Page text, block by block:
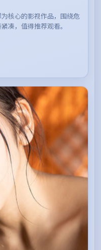
核心的影视作品，围绕危
凑，值得推荐观看。